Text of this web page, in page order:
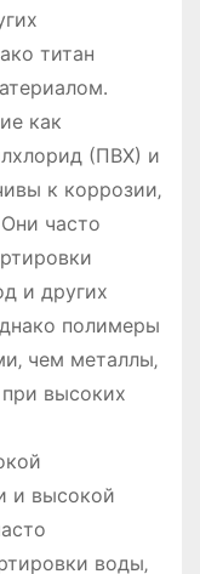
титан
как
(ПВХ) и
к коррозии‚
часто
и других
полимеры
чем металлы‚
высоких
и высокой
воды‚